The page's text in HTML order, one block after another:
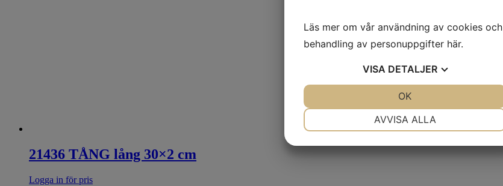
21436 TÅNG lång 30×2 cm
Logga in för pris
Läs mer om vår användning av cookies och
behandling av personuppgifter här.
VISA DETALJER
AVVISA ALLA
OK